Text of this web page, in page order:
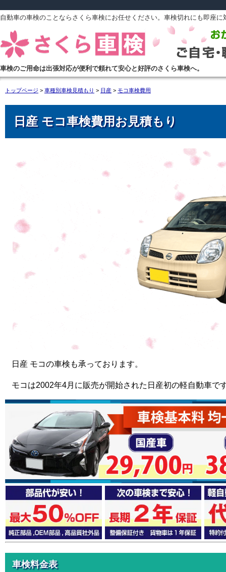
自動車の車検のことならさくら車検にお任せください。車検切れにも即座に
車検のご用命は出張対応が便利で頼れて安心と好評のさくら車検へ。
トップページ > 車種別車検見積もり > 日産 > モコ車検費用
日産 モコ車検費用お見積もり
日産 モコの車検も承っております。
モコは2002年4月に販売が開始された日産初の軽自動車で
車検料金表